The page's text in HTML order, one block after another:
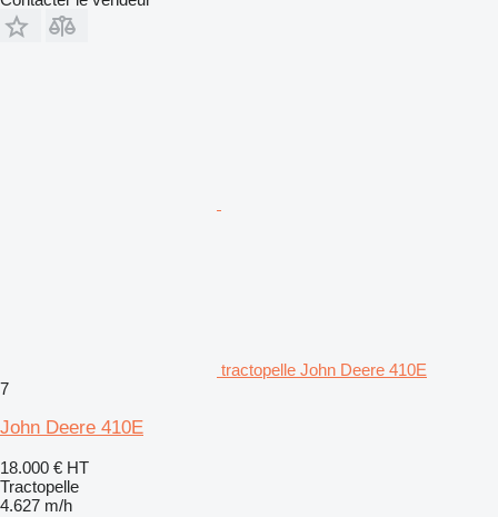
tractopelle John Deere 410E
7
John Deere 410E
18.000 € HT
Tractopelle
4.627 m/h